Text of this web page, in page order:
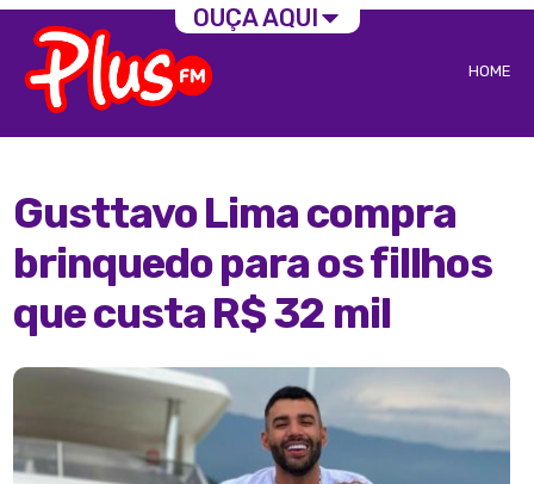
HOME
Gusttavo Lima compra
brinquedo para os fillhos
que custa R$ 32 mil
OUÇA AQUI